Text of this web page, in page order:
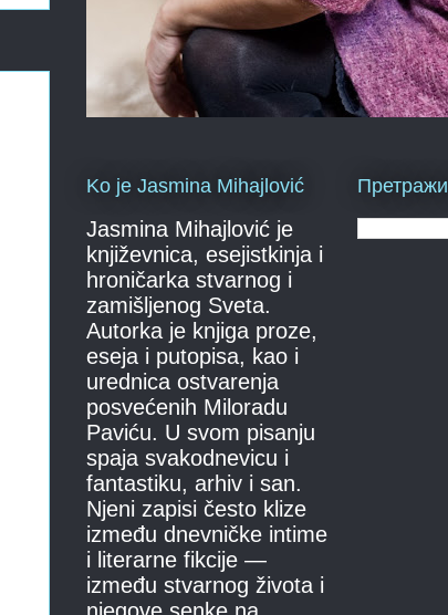
Ko je Jasmina Mihajlović
Jasmina Mihajlović je
književnica, esejistkinja i
hroničarka stvarnog i
zamišljenog Sveta.
Autorka je knjiga proze,
eseja i putopisa, kao i
urednica ostvarenja
posvećenih Miloradu
Paviću. U svom pisanju
spaja svakodnevicu i
fantastiku, arhiv i san.
Njeni zapisi često klize
između dnevničke intime
i literarne fikcije —
između stvarnog života i